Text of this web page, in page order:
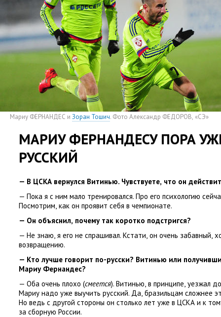
Мариу ФЕРНАНДЕС и Зоран Тошич. Фото Александр ФЕДОРОВ, «СЭ»
МАРИУ ФЕРНАНДЕСУ ПОРА
РУССКИЙ
— В ЦСКА вернулся Витинью. Чувствуете, что он
— Пока я с ним мало тренировался. Про его психологию
Посмотрим, как он проявит себя в чемпионате.
— Он объяснил, почему так коротко подстригся?
— Не знаю, я его не спрашивал. Кстати, он очень забавный,
возвращению.
— Кто лучше говорит по-русски? Витинью или
Мариу Фернандес?
— Оба очень плохо (смеется). Витинью, в принципе, уезжал
Мариу надо уже выучить русский. Да, бразильцам сложнее
Но ведь с другой стороны он столько лет уже в ЦСКА и к
за сборную России.